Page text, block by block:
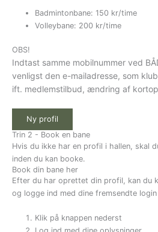
Badmintonbane: 150 kr/time
Volleybane: 200 kr/time
OBS!
Indtast samme mobilnummer ved
venligst den e-mailadresse, som
ift. medlemstilbud, ændring af
Trin 2 - Book en bane
Hvis du ikke har en profil i hallen, skal
inden du kan booke.
Book din bane her
Efter du har oprettet din profil, kan du
og logge ind med dine fremsendte login
Klik på knappen nederst